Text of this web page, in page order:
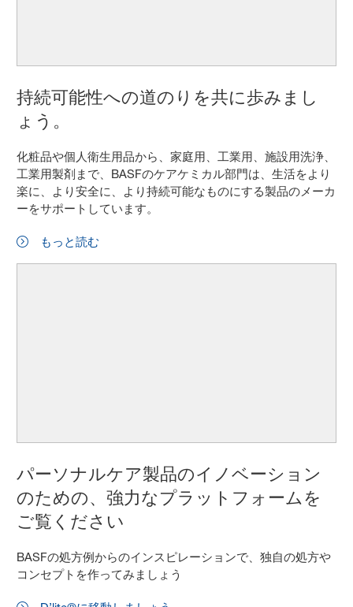
持続可能性への道のりを共に歩みまし
ょう。
化粧品や個人衛生用品から、家庭用、工業用、施設用洗浄、
工業用製剤まで、BASFのケアケミカル部門は、生活をより
楽に、より安全に、より持続可能なものにする製品のメーカ
ーをサポートしています。
もっと読む
パーソナルケア製品のイノベーション
のための、強力なプラットフォームを
ご覧ください
BASFの処方例からのインスピレーションで、独自の処方や
コンセプトを作ってみましょう